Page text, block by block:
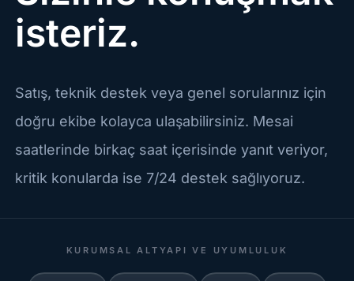
isteriz.
Satış, teknik destek veya genel sorularınız için
doğru ekibe kolayca ulaşabilirsiniz. Mesai
saatlerinde birkaç saat içerisinde yanıt veriyor,
kritik konularda ise 7/24 destek sağlıyoruz.
KURUMSAL ALTYAPI VE UYUMLULUK